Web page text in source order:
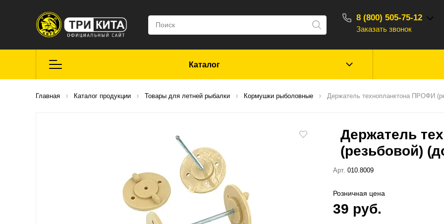
8 (800) 505-75-12
Заказать звонок
Каталог
Сторонние
Мягкие приманки
Главная Каталог продукции Товары для летней рыбалки Кормушки рыболовные Держатель технопланктона ПРОФИ
Держатель
(резьбовой)
Арт. 010.8009
Розничная цена
39 руб.